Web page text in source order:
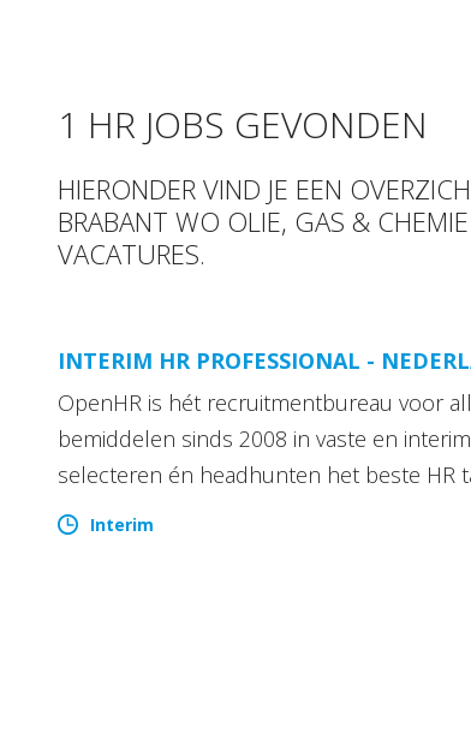
1 HR JOBS GEVONDEN
HIERONDER VIND JE EEN
BRABANT WO OLIE, GAS &
VACATURES.
INTERIM HR PROFESSIONAL -
OpenHR is hét recruitmentbureau voor
bemiddelen sinds 2008 in vaste en
selecteren én headhunten het beste HR
Interim